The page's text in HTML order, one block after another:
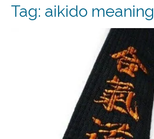
Tag: aikido meaning